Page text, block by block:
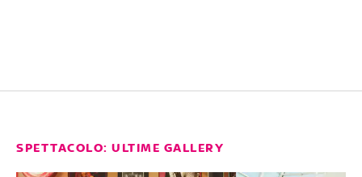
SPETTACOLO: ULTIME GALLERY